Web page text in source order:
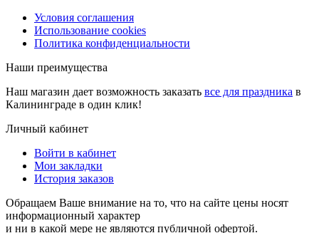
Условия соглашения
Использование cookies
Политика конфиденциальности
Наши преимущества
Наш магазин дает возможность заказать все для праздника в
Калининграде в один клик!
Личный кабинет
Войти в кабинет
Мои закладки
История заказов
Обращаем Ваше внимание на то, что на сайте цены носят
информационный характер
и ни в какой мере не являются публичной офертой.